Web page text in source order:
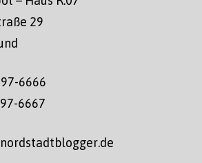
29
6666
6667